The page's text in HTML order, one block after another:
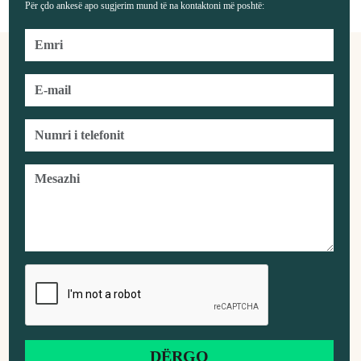
Për çdo ankesë apo sugjerim mund të na kontaktoni më poshtë: